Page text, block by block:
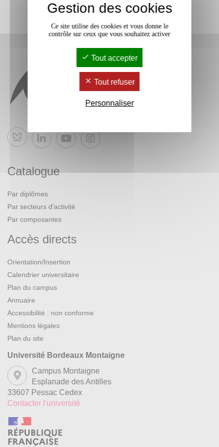
Bluesky
Catalogue
Par diplômes
Par secteurs d’activité
Par composantes
Accès directs
Orientation/Insertion
Calendrier universitaire
Plan du campus
Annuaire
Accessibilité : non conforme
Mentions légales
Plan du site
Université Bordeaux Montaigne
Campus Montaigne
Esplanade des Antilles
33607 Pessac Cedex
Contacter l'université
Gestion des cookies
Ce site utilise des cookies et vous donne le
contrôle sur ceux que vous souhaitez activer
Tout accepter
Tout refuser
Personnaliser